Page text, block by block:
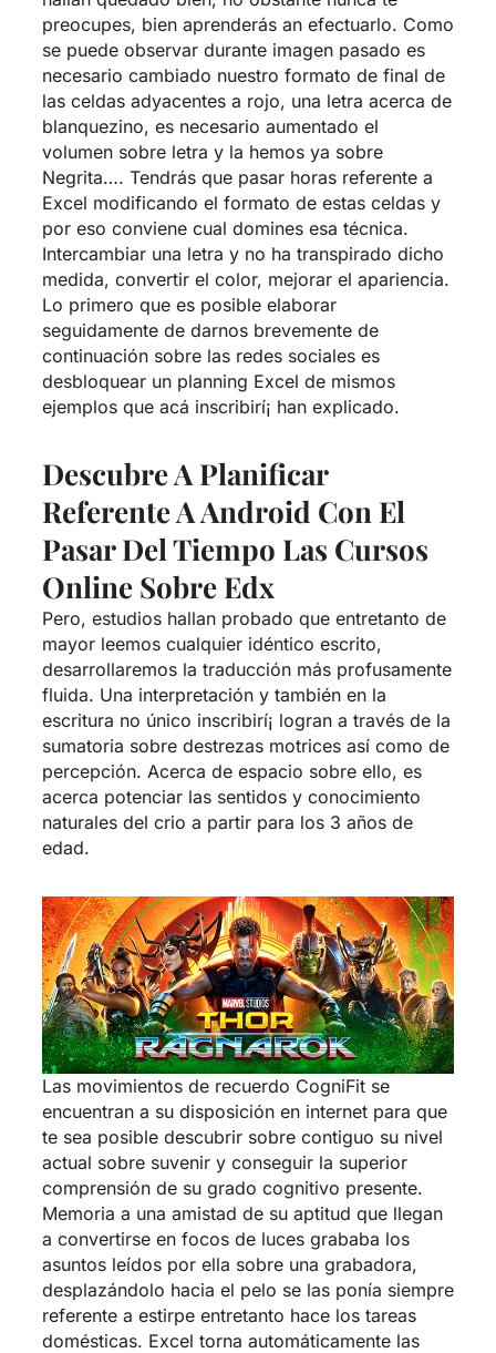
preocupes, bien aprenderás an efectuarlo. Como
se puede observar durante imagen pasado es
necesario cambiado nuestro formato de final de
las celdas adyacentes a rojo, una letra acerca de
blanquezino, es necesario aumentado el
volumen sobre letra y la hemos ya sobre
Negrita…. Tendrás que pasar horas referente a
Excel modificando el formato de estas celdas y
por eso conviene cual domines esa técnica.
Intercambiar una letra y no ha transpirado dicho
medida, convertir el color, mejorar el apariencia.
Lo primero que es posible elaborar
seguidamente de darnos brevemente de
continuación sobre las redes sociales es
desbloquear un planning Excel de mismos
ejemplos que acá inscribirí¡ han explicado.
Descubre A Planificar
Referente A Android Con El
Pasar Del Tiempo Las Cursos
Online Sobre Edx
Pero, estudios hallan probado que entretanto de
mayor leemos cualquier idéntico escrito,
desarrollaremos la traducción más profusamente
fluida. Una interpretación y también en la
escritura no único inscribirí¡ logran a través de la
sumatoria sobre destrezas motrices así­ como de
percepción. Acerca de espacio sobre ello, es
acerca potenciar las sentidos y conocimiento
naturales del crio a partir para los 3 años de
edad.
Las movimientos de recuerdo CogniFit se
encuentran a su disposición en internet para que
te sea posible descubrir sobre contiguo su nivel
actual sobre suvenir y conseguir la superior
comprensión de su grado cognitivo presente.
Memoria a una amistad de su aptitud que llegan
a convertirse en focos de luces grababa los
asuntos leídos por ella sobre una grabadora,
desplazándolo hacia el pelo se las ponía siempre
referente a estirpe entretanto hace los tareas
domésticas. Excel torna automáticamente las